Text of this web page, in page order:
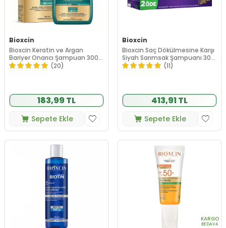
Bioxcin
Bioxcin Keratin ve Argan
Bariyer Onarıcı Şampuan 300
ml
(20)
183,99 TL
Sepete Ekle
Bioxcin
Bioxcin Saç Dökülmesine Karşı
Siyah Sarımsak Şampuanı 300
ml | 3 al 2 öde(11)
413,91 TL
Sepete Ekle
KARGO
BEDAVA